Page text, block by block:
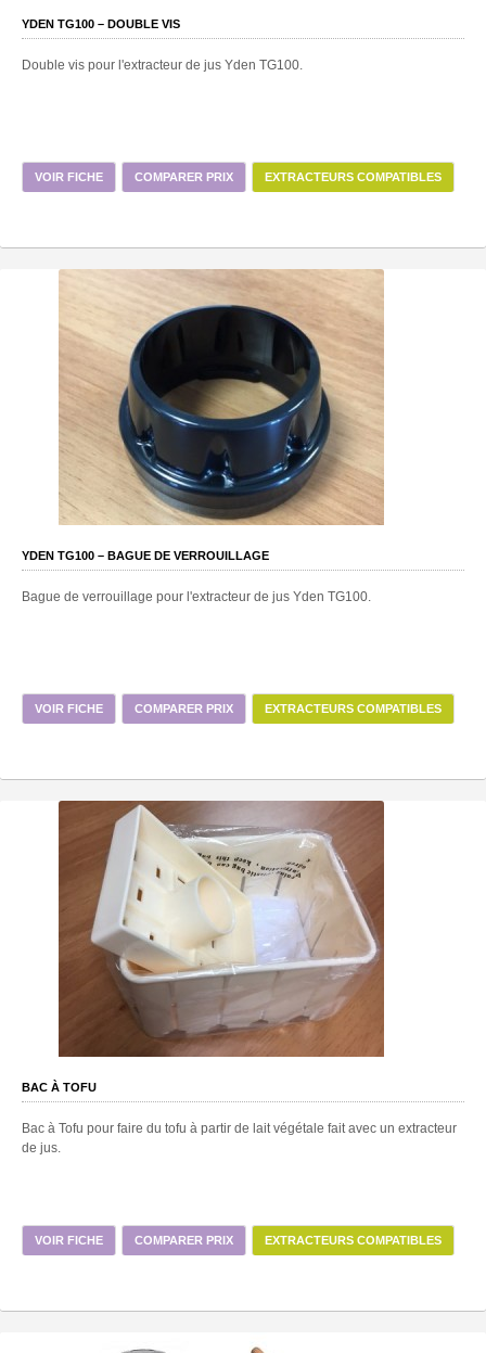
YDEN TG100 – DOUBLE VIS
Double vis pour l'extracteur de jus Yden TG100.
VOIR FICHE COMPARER PRIX EXTRACTEURS COMPATIBLES
YDEN TG100 – BAGUE DE VERROUILLAGE
Bague de verrouillage pour l'extracteur de jus Yden TG100.
VOIR FICHE COMPARER PRIX EXTRACTEURS COMPATIBLES
BAC À TOFU
Bac à Tofu pour faire du tofu à partir de lait végétale fait avec un extracteur
de jus.
VOIR FICHE COMPARER PRIX EXTRACTEURS COMPATIBLES